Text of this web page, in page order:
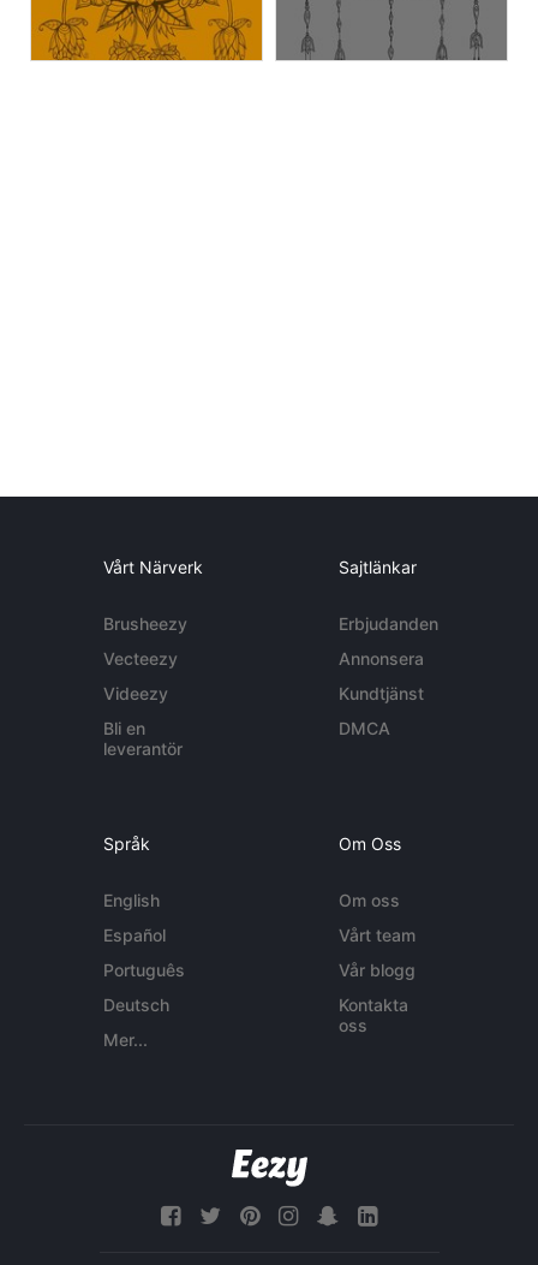
Vårt Närverk
Brusheezy
Vecteezy
Videezy
Bli en
leverantör
Sajtlänkar
Erbjudanden
Annonsera
Kundtjänst
DMCA
Språk
English
Español
Português
Deutsch
Mer...
Om Oss
Om oss
Vårt team
Vår blogg
Kontakta
oss